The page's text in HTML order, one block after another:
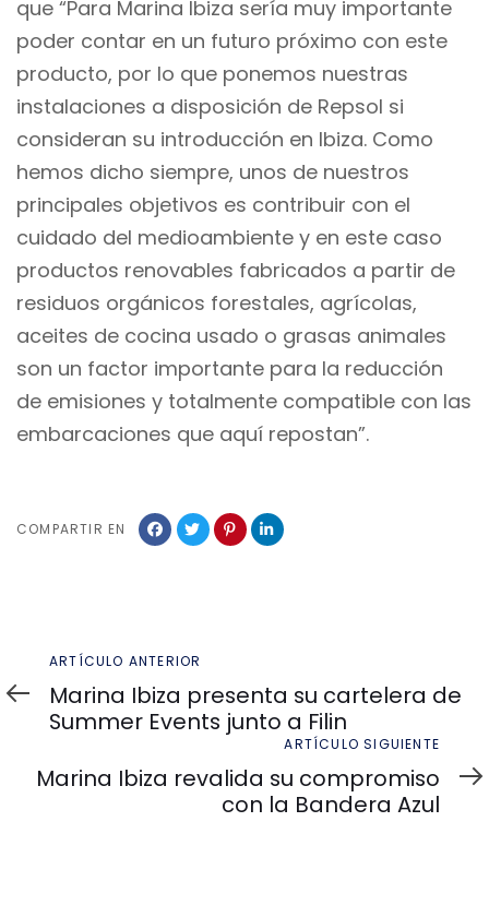
que “Para Marina Ibiza sería muy importante
poder contar en un futuro próximo con este
producto, por lo que ponemos nuestras
instalaciones a disposición de Repsol si
consideran su introducción en Ibiza. Como
hemos dicho siempre, unos de nuestros
principales objetivos es contribuir con el
cuidado del medioambiente y en este caso
productos renovables fabricados a partir de
residuos orgánicos forestales, agrícolas,
aceites de cocina usado o grasas animales
son un factor importante para la reducción
de emisiones y totalmente compatible con las
embarcaciones que aquí repostan”.
COMPARTIR EN
Artículo
anterior
ARTÍCULO ANTERIOR
Marina Ibiza presenta su cartelera de
Summer Events junto a Filin
siguiente
ARTÍCULO SIGUIENTE
Marina Ibiza revalida su compromiso
con la Bandera Azul